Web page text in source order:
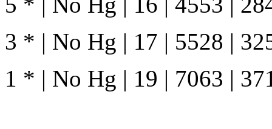
3 * | No Hg | 17 | 5528 |
1 * | No Hg | 19 | 7063 |